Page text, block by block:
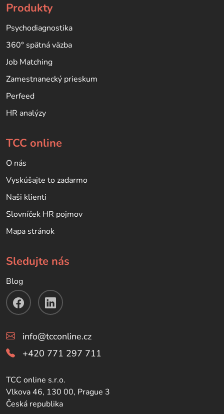
Produkty
Psychodiagnostika
360° spätná väzba
Job Matching
Zamestnanecký prieskum
Perfeed
HR analýzy
TCC online
O nás
Vyskúšajte to zadarmo
Naši klienti
Slovníček HR pojmov
Mapa stránok
Sledujte nás
Blog
info@tcconline.cz
+420 771 297 711
TCC online s.r.o.
Vlkova 46, 130 00, Prague 3
Česká republika